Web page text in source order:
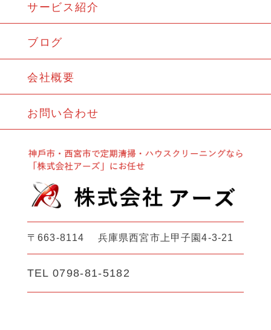
サービス紹介
ブログ
会社概要
お問い合わせ
〒663-8114 兵庫県西宮市上甲子園4-3-21
TEL 0798-81-5182